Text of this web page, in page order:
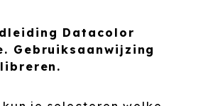
Datacolor
Gebruiksaanwijzing